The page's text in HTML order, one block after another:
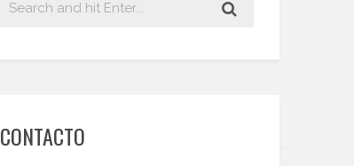
CONTACTO